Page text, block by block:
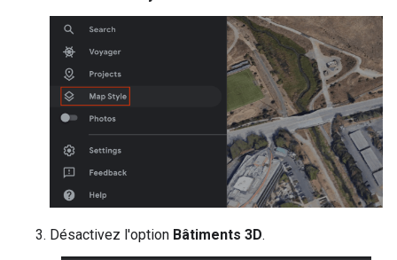
Désactivez l'option Bâtiments 3D.